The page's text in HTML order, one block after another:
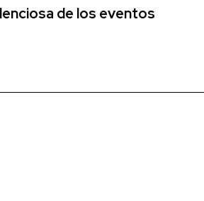
de los eventos